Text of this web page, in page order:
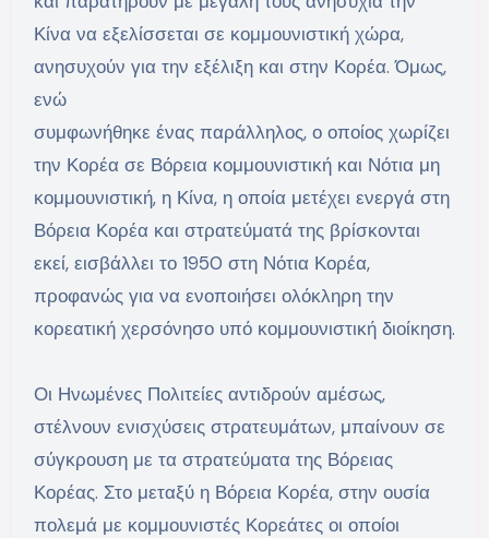
Κίνα να εξελίσσεται σε κομμουνιστική χώρα,
ανησυχούν για την εξέλιξη και στην Κορέα. Όμως,
ενώ
συμφωνήθηκε ένας παράλληλος, ο οποίος χωρίζει
την Κορέα σε Βόρεια κομμουνιστική και Νότια μη
κομμουνιστική, η Κίνα, η οποία μετέχει ενεργά στη
Βόρεια Κορέα και στρατεύματά της βρίσκονται
εκεί, εισβάλλει το 1950 στη Νότια Κορέα,
προφανώς για να ενοποιήσει ολόκληρη την
κορεατική χερσόνησο υπό κομμουνιστική διοίκηση.
Οι Ηνωμένες Πολιτείες αντιδρούν αμέσως,
στέλνουν ενισχύσεις στρατευμάτων, μπαίνουν σε
σύγκρουση με τα στρατεύματα της Βόρειας
Κορέας. Στο μεταξύ η Βόρεια Κορέα, στην ουσία
πολεμά με κομμουνιστές Κορεάτες οι οποίοι